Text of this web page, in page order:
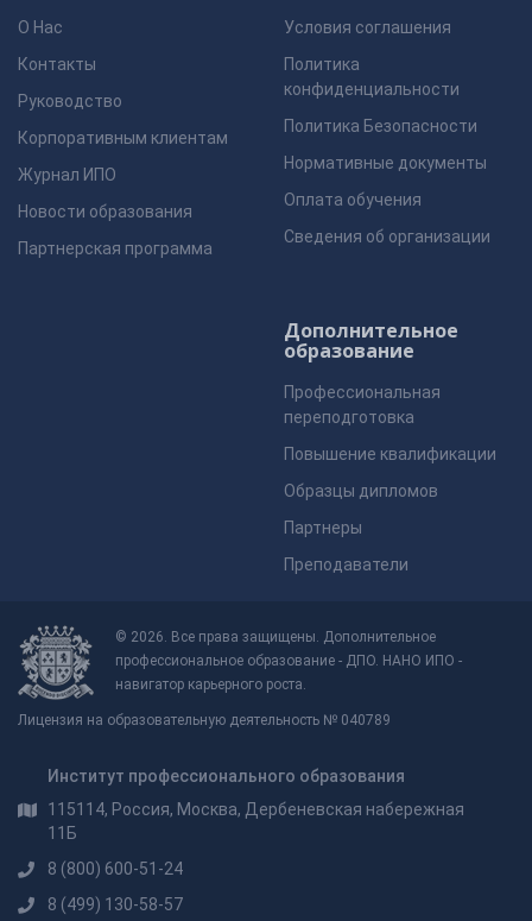
О Нас
Контакты
Руководство
Корпоративным клиентам
Журнал ИПО
Новости образования
Партнерская программа
Условия соглашения
Политика
конфиденциальности
Политика Безопасности
Нормативные документы
Оплата обучения
Сведения об организации
Дополнительное
образование
Профессиональная
переподготовка
Повышение квалификации
Образцы дипломов
Партнеры
Преподаватели
© 2026. Все права защищены. Дополнительное
профессиональное образование - ДПО. НАНО ИПО -
навигатор карьерного роста.
Лицензия на образовательную деятельность № 040789
Институт профессионального образования
115114, Россия, Москва, Дербеневская набережная
11Б
8 (800) 600-51-24
8 (499) 130-58-57